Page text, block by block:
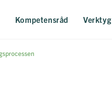
Kompetensråd Verktyg